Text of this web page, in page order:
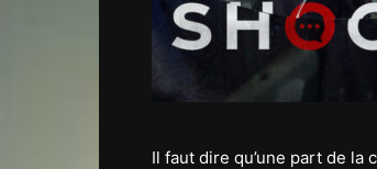
Il faut dire qu’une part de